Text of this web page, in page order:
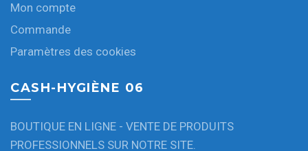
Mon compte
Commande
Paramètres des cookies
CASH-HYGIÈNE 06
BOUTIQUE EN LIGNE - VENTE DE PRODUITS
PROFESSIONNELS SUR NOTRE SITE.